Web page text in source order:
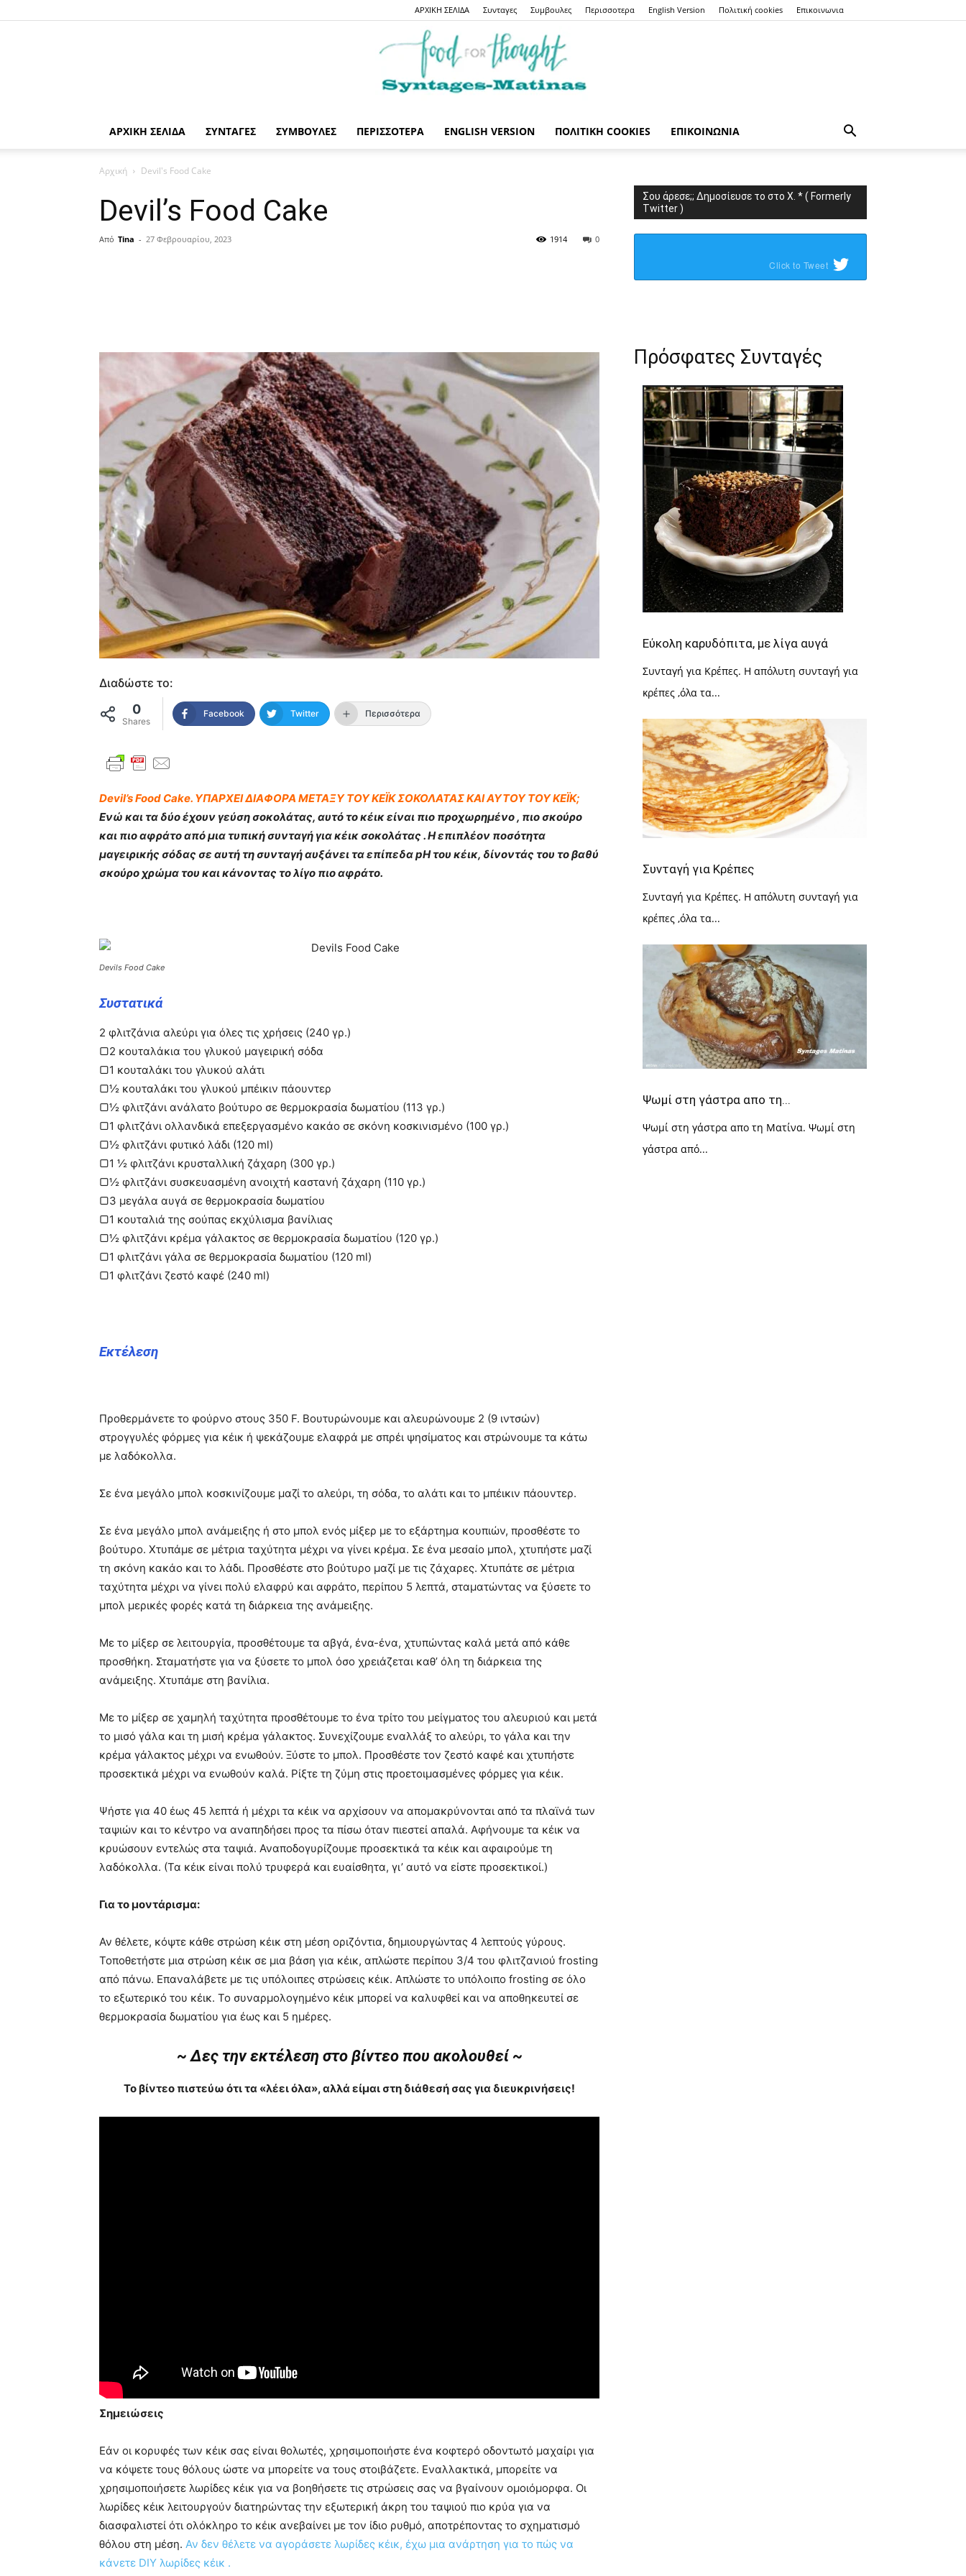
ΑΡΧΙΚΗ ΣΕΛΙΔΑ Συνταγες Συμβουλες Περισσοτερα English Version Πολιτική cookies Επικοινωνια
ΑΡΧΙΚΗ ΣΕΛΙΔΑ ΣΥΝΤΑΓΕΣ ΣΥΜΒΟΥΛΕΣ ΠΕΡΙΣΣΟΤΕΡΑ ENGLISH VERSION ΠΟΛΙΤΙΚΉ COOKIES ΕΠΙΚΟΙΝΩΝΙΑ
Αρχική Devil's Food Cake
Devil’s Food Cake
Από Tina - 27 Φεβρουαρίου, 2023 0
1914
Διαδώστε το:
0
Shares
Facebook Twitter Περισσότερα
Devil’s Food Cake. ΥΠΑΡΧΕΙ ΔΙΑΦΟΡΑ ΜΕΤΑΞΥ ΤΟΥ ΚΕΪΚ ΣΟΚΟΛΑΤΑΣ ΚΑΙ ΑΥΤΟΥ ΤΟΥ ΚΕΪΚ;
Ενώ και τα δύο έχουν γεύση σοκολάτας, αυτό το κέικ είναι πιο προχωρημένο , πιο σκούρο
και πιο αφράτο από μια τυπική συνταγή για κέικ σοκολάτας . Η επιπλέον ποσότητα
μαγειρικής σόδας σε αυτή τη συνταγή αυξάνει τα επίπεδα pH του κέικ, δίνοντάς του το βαθύ
σκούρο χρώμα του και κάνοντας το λίγο πιο αφράτο.
Devils Food Cake
Συστατικά
2 φλιτζάνια αλεύρι για όλες τις χρήσεις (240 γρ.)
▢2 κουταλάκια του γλυκού μαγειρική σόδα
▢1 κουταλάκι του γλυκού αλάτι
▢½ κουταλάκι του γλυκού μπέικιν πάουντερ
▢½ φλιτζάνι ανάλατο βούτυρο σε θερμοκρασία δωματίου (113 γρ.)
▢1 φλιτζάνι ολλανδικά επεξεργασμένο κακάο σε σκόνη κοσκινισμένο (100 γρ.)
▢½ φλιτζάνι φυτικό λάδι (120 ml)
▢1 ½ φλιτζάνι κρυσταλλική ζάχαρη (300 γρ.)
▢½ φλιτζάνι συσκευασμένη ανοιχτή καστανή ζάχαρη (110 γρ.)
▢3 μεγάλα αυγά σε θερμοκρασία δωματίου
▢1 κουταλιά της σούπας εκχύλισμα βανίλιας
▢½ φλιτζάνι κρέμα γάλακτος σε θερμοκρασία δωματίου (120 γρ.)
▢1 φλιτζάνι γάλα σε θερμοκρασία δωματίου (120 ml)
▢1 φλιτζάνι ζεστό καφέ (240 ml)
Εκτέλεση
Προθερμάνετε το φούρνο στους 350 F. Βουτυρώνουμε και αλευρώνουμε 2 (9 ιντσών)
στρογγυλές φόρμες για κέικ ή ψεκάζουμε ελαφρά με σπρέι ψησίματος και στρώνουμε τα κάτω
με λαδόκολλα.
Σε ένα μεγάλο μπολ κοσκινίζουμε μαζί το αλεύρι, τη σόδα, το αλάτι και το μπέικιν πάουντερ.
Σε ένα μεγάλο μπολ ανάμειξης ή στο μπολ ενός μίξερ με το εξάρτημα κουπιών, προσθέστε το
βούτυρο. Χτυπάμε σε μέτρια ταχύτητα μέχρι να γίνει κρέμα. Σε ένα μεσαίο μπολ, χτυπήστε μαζί
τη σκόνη κακάο και το λάδι. Προσθέστε στο βούτυρο μαζί με τις ζάχαρες. Χτυπάτε σε μέτρια
ταχύτητα μέχρι να γίνει πολύ ελαφρύ και αφράτο, περίπου 5 λεπτά, σταματώντας να ξύσετε το
μπολ μερικές φορές κατά τη διάρκεια της ανάμειξης.
Με το μίξερ σε λειτουργία, προσθέτουμε τα αβγά, ένα-ένα, χτυπώντας καλά μετά από κάθε
προσθήκη. Σταματήστε για να ξύσετε το μπολ όσο χρειάζεται καθ’ όλη τη διάρκεια της
ανάμειξης. Χτυπάμε στη βανίλια.
Με το μίξερ σε χαμηλή ταχύτητα προσθέτουμε το ένα τρίτο του μείγματος του αλευριού και μετά
το μισό γάλα και τη μισή κρέμα γάλακτος. Συνεχίζουμε εναλλάξ το αλεύρι, το γάλα και την
κρέμα γάλακτος μέχρι να ενωθούν. Ξύστε το μπολ. Προσθέστε τον ζεστό καφέ και χτυπήστε
προσεκτικά μέχρι να ενωθούν καλά. Ρίξτε τη ζύμη στις προετοιμασμένες φόρμες για κέικ.
Ψήστε για 40 έως 45 λεπτά ή μέχρι τα κέικ να αρχίσουν να απομακρύνονται από τα πλαϊνά των
ταψιών και το κέντρο να αναπηδήσει προς τα πίσω όταν πιεστεί απαλά. Αφήνουμε τα κέικ να
κρυώσουν εντελώς στα ταψιά. Αναποδογυρίζουμε προσεκτικά τα κέικ και αφαιρούμε τη
λαδόκολλα. (Τα κέικ είναι πολύ τρυφερά και ευαίσθητα, γι’ αυτό να είστε προσεκτικοί.)
Για το μοντάρισμα:
Αν θέλετε, κόψτε κάθε στρώση κέικ στη μέση οριζόντια, δημιουργώντας 4 λεπτούς γύρους.
Τοποθετήστε μια στρώση κέικ σε μια βάση για κέικ, απλώστε περίπου 3/4 του φλιτζανιού frosting
από πάνω. Επαναλάβετε με τις υπόλοιπες στρώσεις κέικ. Απλώστε το υπόλοιπο frosting σε όλο
το εξωτερικό του κέικ. Το συναρμολογημένο κέικ μπορεί να καλυφθεί και να αποθηκευτεί σε
θερμοκρασία δωματίου για έως και 5 ημέρες.
~ Δες την εκτέλεση στο βίντεο που ακολουθεί ~
Το βίντεο πιστεύω ότι τα «λέει όλα», αλλά είμαι στη διάθεσή σας για διευκρινήσεις!
Σημειώσεις
Εάν οι κορυφές των κέικ σας είναι θολωτές, χρησιμοποιήστε ένα κοφτερό οδοντωτό μαχαίρι για
να κόψετε τους θόλους ώστε να μπορείτε να τους στοιβάζετε. Εναλλακτικά, μπορείτε να
χρησιμοποιήσετε λωρίδες κέικ για να βοηθήσετε τις στρώσεις σας να βγαίνουν ομοιόμορφα. Οι
λωρίδες κέικ λειτουργούν διατηρώντας την εξωτερική άκρη του ταψιού πιο κρύα για να
διασφαλιστεί ότι ολόκληρο το κέικ ανεβαίνει με τον ίδιο ρυθμό, αποτρέποντας το σχηματισμό
θόλου στη μέση. Αν δεν θέλετε να αγοράσετε λωρίδες κέικ, έχω μια ανάρτηση για το πώς να
κάνετε DIY λωρίδες κέικ .
Σου άρεσε;; Δημοσίευσε το στο X. * ( Formerly
Twitter )
Click to Tweet
Πρόσφατες Συνταγές
Εύκολη καρυδόπιτα, με λίγα αυγά
Συνταγή για Κρέπες. Η απόλυτη συνταγή για
κρέπες ,όλα τα...
Συνταγή για Κρέπες
Συνταγή για Κρέπες. Η απόλυτη συνταγή για
κρέπες ,όλα τα...
Ψωμί στη γάστρα απο τη...
Ψωμί στη γάστρα απο τη Ματίνα. Ψωμί στη
γάστρα από...